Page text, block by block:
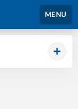
MENU